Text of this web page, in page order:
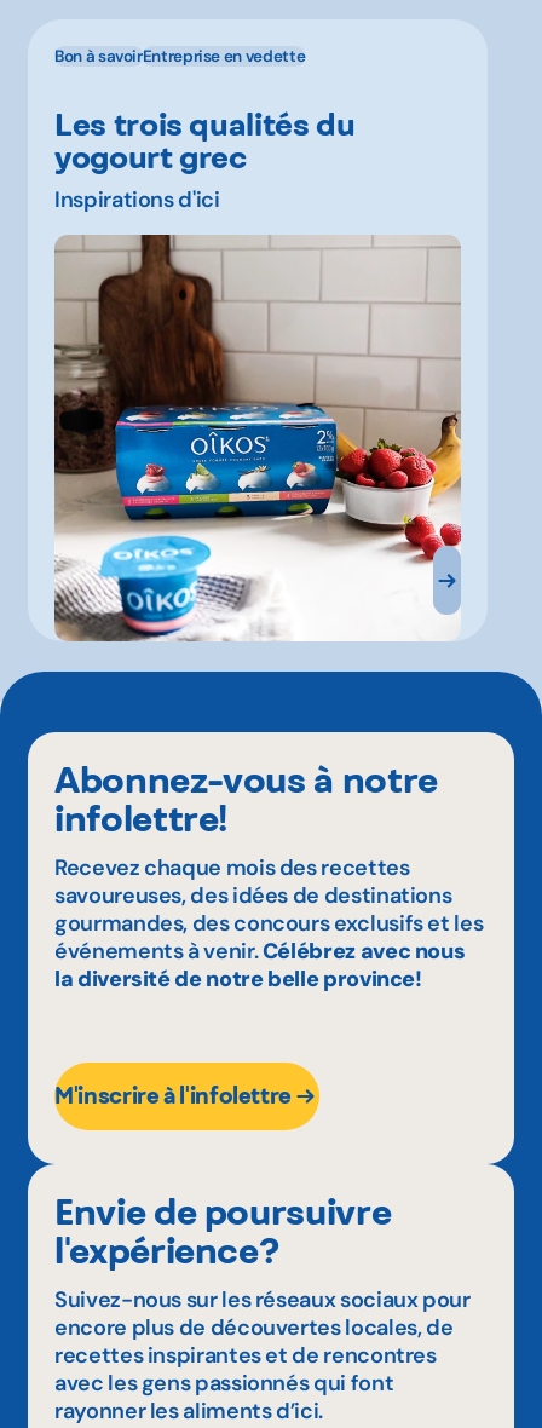
Bon à savoirEntreprise en vedette
Les trois qualités du
yogourt grec
Inspirations d'ici
Abonnez-vous à notre
infolettre!
Recevez chaque mois des recettes
savoureuses, des idées de destinations
gourmandes, des concours exclusifs et les
événements à venir.Célébrez avec nous
la diversité de notre belle province!
M'inscrire à l'infolettre
Envie de poursuivre
l'expérience?
Suivez-nous sur les réseaux sociaux pour
encore plus de découvertes locales, de
recettes inspirantes et de rencontres
avec les gens passionnés qui font
rayonner les aliments d’ici.